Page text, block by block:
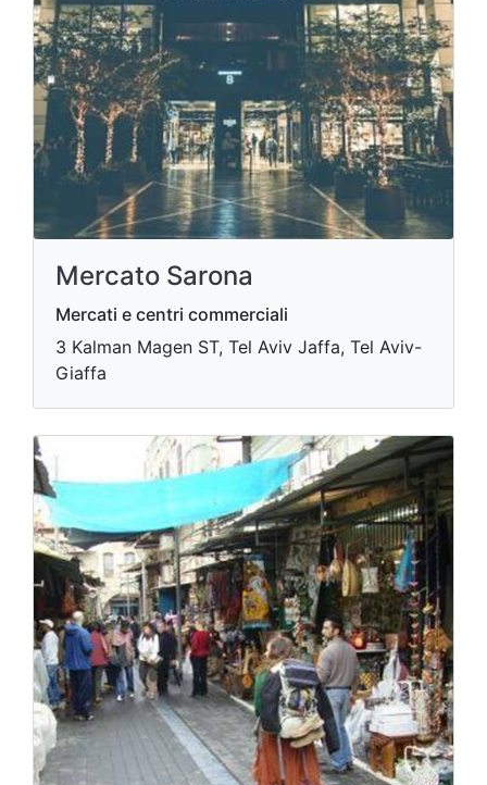
Mercato Sarona
Mercati e centri commerciali
3 Kalman Magen ST, Tel Aviv Jaffa, Tel Aviv-
Giaffa